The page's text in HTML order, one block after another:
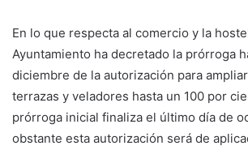
En lo que respecta al comercio y la
Ayuntamiento ha decretado la prórroga
diciembre de la autorización para
terrazas y veladores hasta un 100 por
prórroga inicial finaliza el último día de
obstante esta autorización será de